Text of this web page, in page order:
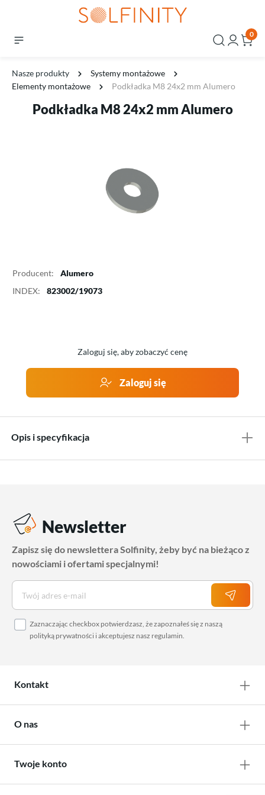
0
Nasze produkty
Systemy montażowe
Elementy montażowe
Podkładka M8 24x2 mm Alumero
Podkładka M8 24x2 mm Alumero
Producent:
Alumero
INDEX:
823002/19073
Zaloguj się, aby zobaczyć cenę
Zaloguj się
Opis i specyfikacja
Newsletter
Zapisz się do newslettera Solfinity, żeby być na bieżąco z
nowościami i ofertami specjalnymi!
Zaznaczając checkbox potwierdzasz, że zapoznałeś się z naszą
polityką prywatności i akceptujesz nasz regulamin.
Kontakt
O nas
Twoje konto